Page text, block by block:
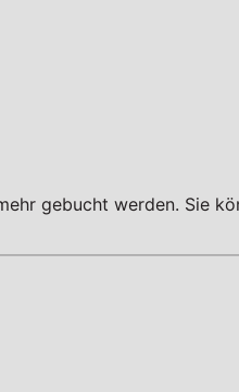
gebucht werden. Sie